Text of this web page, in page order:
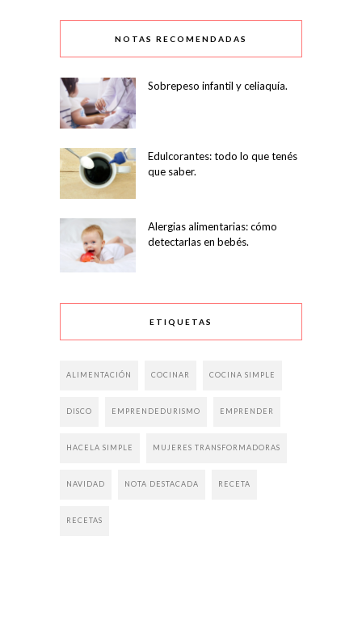
NOTAS RECOMENDADAS
Sobrepeso infantil y celiaquía.
Edulcorantes: todo lo que tenés
que saber.
Alergias alimentarias: cómo
detectarlas en bebés.
ETIQUETAS
ALIMENTACIÓN COCINAR COCINA SIMPLE
DISCO EMPRENDEDURISMO EMPRENDER
HACELA SIMPLE MUJERES TRANSFORMADORAS
NAVIDAD NOTA DESTACADA RECETA
RECETAS